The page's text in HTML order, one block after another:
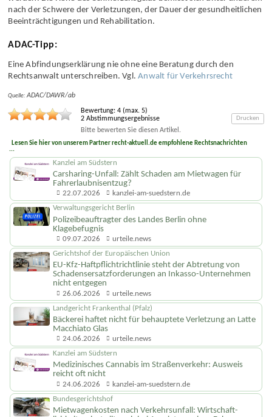
werden. Die Höhe des Schmerzens­gelds bemisst sich unter anderem
nach der Schwere der Verletzungen, der Dauer der gesundheitlichen
ADAC-Tipp:
Eine Abfindungs­erklärung nie ohne eine Beratung durch den
Bewertung:4(max.5)
2Abstimmungsergebnisse
Drucken
Lesen Sie hier von unserem Partner recht-aktuell.de empfohlene Rechtsnachrichten
...
Kanzlei am Südstern
Carsharing-Unfall: Zählt Schaden am Mietwagen für
Fahrerlaubnisentzug?
22.07.2026 kanzlei-am-suedstern.de
Verwaltungsgericht Berlin
Polizeibeauftragter des Landes Berlin ohne
Klagebefugnis
09.07.2026 urteile.news
Gerichtshof der Europäischen Union
EU-Kfz-Haftpflicht­richtlinie steht der Abtretung von
Schadenser­satzforderungen an Inkasso-Unternehmen
nicht entgegen
26.06.2026 urteile.news
Landgericht Frankenthal (Pfalz)
Bäckerei haftet nicht für behauptete Verletzung an Latte
Macchiato Glas
24.06.2026 urteile.news
Kanzlei am Südstern
Medizinisches Cannabis im Straßenverkehr: Ausweis
reicht oft nicht
24.06.2026 kanzlei-am-suedstern.de
Bundesgerichtshof